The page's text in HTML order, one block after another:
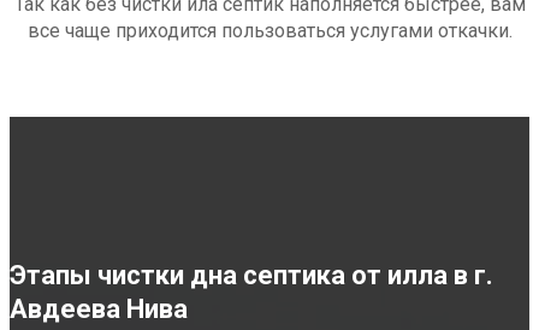
все чаще приходится пользоваться услугами откачки.
Этапы чистки дна септика от илла в г.
Авдеева Нива